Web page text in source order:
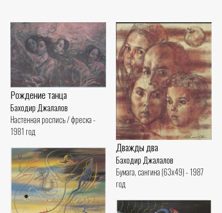
Рождение танца
Баходир Джалалов
Настенная роспись / фреска -
1981 год
Дважды два
Баходир Джалалов
Бумага, сангина (63x49) - 1987
год